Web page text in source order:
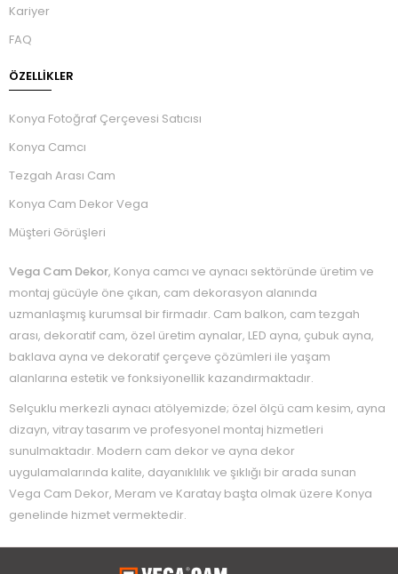
Kariyer
FAQ
ÖZELLIKLER
Konya Fotoğraf Çerçevesi Satıcısı
Konya Camcı
Tezgah Arası Cam
Konya Cam Dekor Vega
Müşteri Görüşleri
Vega Cam Dekor, Konya camcı ve aynacı sektöründe üretim ve
montaj gücüyle öne çıkan, cam dekorasyon alanında
uzmanlaşmış kurumsal bir firmadır. Cam balkon, cam tezgah
arası, dekoratif cam, özel üretim aynalar, LED ayna, çubuk ayna,
baklava ayna ve dekoratif çerçeve çözümleri ile yaşam
alanlarına estetik ve fonksiyonellik kazandırmaktadır.
Selçuklu merkezli aynacı atölyemizde; özel ölçü cam kesim, ayna
dizayn, vitray tasarım ve profesyonel montaj hizmetleri
sunulmaktadır. Modern cam dekor ve ayna dekor
uygulamalarında kalite, dayanıklılık ve şıklığı bir arada sunan
Vega Cam Dekor, Meram ve Karatay başta olmak üzere Konya
genelinde hizmet vermektedir.